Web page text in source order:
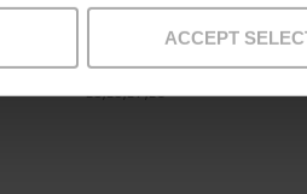
ACCEPT
Metro
L3,L5,L7,L9